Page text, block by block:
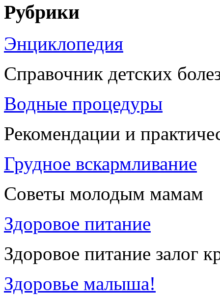
Рубрики
Энциклопедия
Справочник детских
Водные процедуры
Рекомендации и
Грудное вскармливание
Советы молодым мамам
Здоровое питание
Здоровое питание залог
Здоровье малыша!